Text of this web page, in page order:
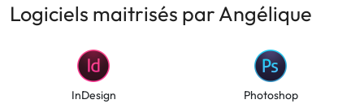
Logiciels maitrisés par Angélique
InDesign Photoshop